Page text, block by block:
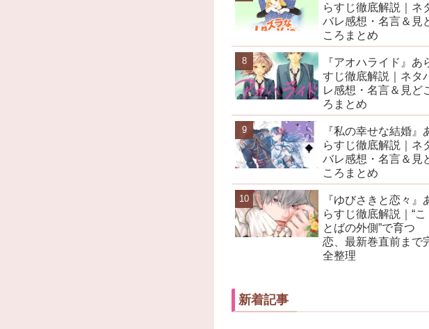
らすじ徹底解説｜ネ
バレ感想・名言＆見
ころまとめ
『アオハライド』あ
すじ徹底解説｜ネタ
レ感想・名言＆見ど
ろまとめ
『私の幸せな結婚』
らすじ徹底解説｜ネ
バレ感想・名言＆見
ころまとめ
『ゆびさきと恋々』
らすじ徹底解説｜“こ
とばの外側”で育つ
恋、最新巻直前まで
全整理
新着記事